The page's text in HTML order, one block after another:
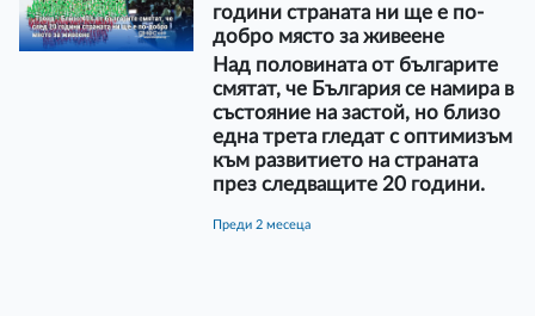
години страната ни ще е по-
добро място за живеене
Над половината от българите
смятат, че България се намира в
състояние на застой, но близо
една трета гледат с оптимизъм
към развитието на страната
през следващите 20 години.
преди 2 месеца